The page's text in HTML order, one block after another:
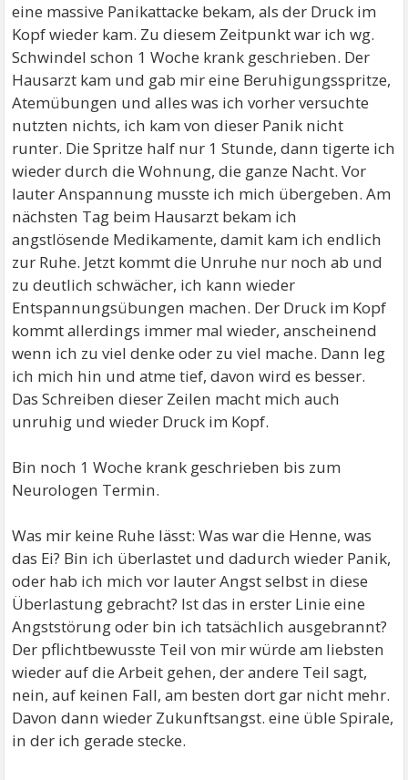
eine massive Panikattacke bekam, als der Druck im
Kopf wieder kam. Zu diesem Zeitpunkt war ich wg.
Schwindel schon 1 Woche krank geschrieben. Der
Hausarzt kam und gab mir eine Beruhigungsspritze,
Atemübungen und alles was ich vorher versuchte
nutzten nichts, ich kam von dieser Panik nicht
runter. Die Spritze half nur 1 Stunde, dann tigerte ich
wieder durch die Wohnung, die ganze Nacht. Vor
lauter Anspannung musste ich mich übergeben. Am
nächsten Tag beim Hausarzt bekam ich
angstlösende Medikamente, damit kam ich endlich
zur Ruhe. Jetzt kommt die Unruhe nur noch ab und
zu deutlich schwächer, ich kann wieder
Entspannungsübungen machen. Der Druck im Kopf
kommt allerdings immer mal wieder, anscheinend
wenn ich zu viel denke oder zu viel mache. Dann leg
ich mich hin und atme tief, davon wird es besser.
Das Schreiben dieser Zeilen macht mich auch
unruhig und wieder Druck im Kopf.
Bin noch 1 Woche krank geschrieben bis zum
Neurologen Termin.
Was mir keine Ruhe lässt: Was war die Henne, was
das Ei? Bin ich überlastet und dadurch wieder Panik,
oder hab ich mich vor lauter Angst selbst in diese
Überlastung gebracht? Ist das in erster Linie eine
Angststörung oder bin ich tatsächlich ausgebrannt?
Der pflichtbewusste Teil von mir würde am liebsten
wieder auf die Arbeit gehen, der andere Teil sagt,
nein, auf keinen Fall, am besten dort gar nicht mehr.
Davon dann wieder Zukunftsangst. eine üble Spirale,
in der ich gerade stecke.